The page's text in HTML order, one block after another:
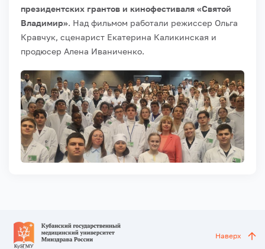
президентских грантов и кинофестиваля «Святой
Владимир». Над фильмом работали режиссер Ольга
Кравчук, сценарист Екатерина Каликинская и
продюсер Алена Иваниченко.
Наверх